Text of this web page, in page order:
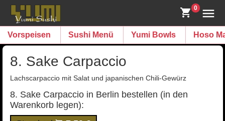
0
Vorspeisen Sushi Menü Yumi Bowls Hoso
8. Sake Carpaccio
Lachscarpaccio mit Salat und japanischen Chili-Gewürz
8. Sake Carpaccio in Berlin bestellen (in den
Warenkorb legen):